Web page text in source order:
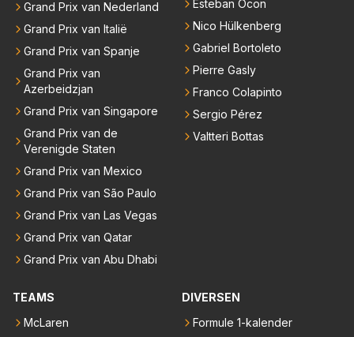
Grand Prix van Nederland
Grand Prix van Italië
Grand Prix van Spanje
Grand Prix van
Azerbeidzjan
Grand Prix van Singapore
Grand Prix van de
Verenigde Staten
Grand Prix van Mexico
Grand Prix van São Paulo
Grand Prix van Las Vegas
Grand Prix van Qatar
Grand Prix van Abu Dhabi
Esteban Ocon
Nico Hülkenberg
Gabriel Bortoleto
Pierre Gasly
Franco Colapinto
Sergio Pérez
Valtteri Bottas
TEAMS
McLaren
DIVERSEN
Formule 1-kalender